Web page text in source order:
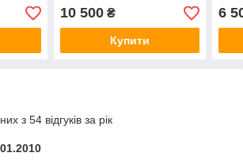
10 500₴
Купити
6
з 54 відгуків за рік